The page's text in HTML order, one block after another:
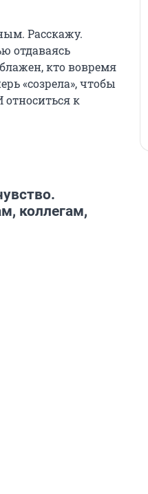
Расскажу.
отдаваясь
кто вовремя
«созрела», чтобы
к
коллегам,